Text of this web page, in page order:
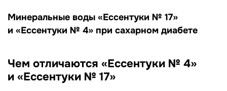
Минеральные воды «Ессентуки № 17»
и «Ессентуки № 4» при сахарном диабете
Чем отличаются «Ессентуки № 4»
и «Ессентуки № 17»